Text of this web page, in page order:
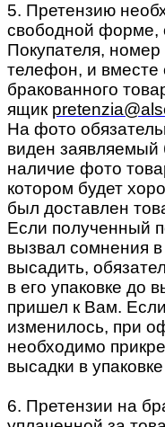
5. Претензию
свободной форме,
Покупателя, номер
телефон, и
бракованного
ящик
На фото
виден заявляемый
наличие фото
котором будет
был доставлен
Если полученный
вызвал сомнения
высадить,
в его упаковке до
пришел к Вам.
изменилось, при
необходимо
высадки в
6. Претензии на